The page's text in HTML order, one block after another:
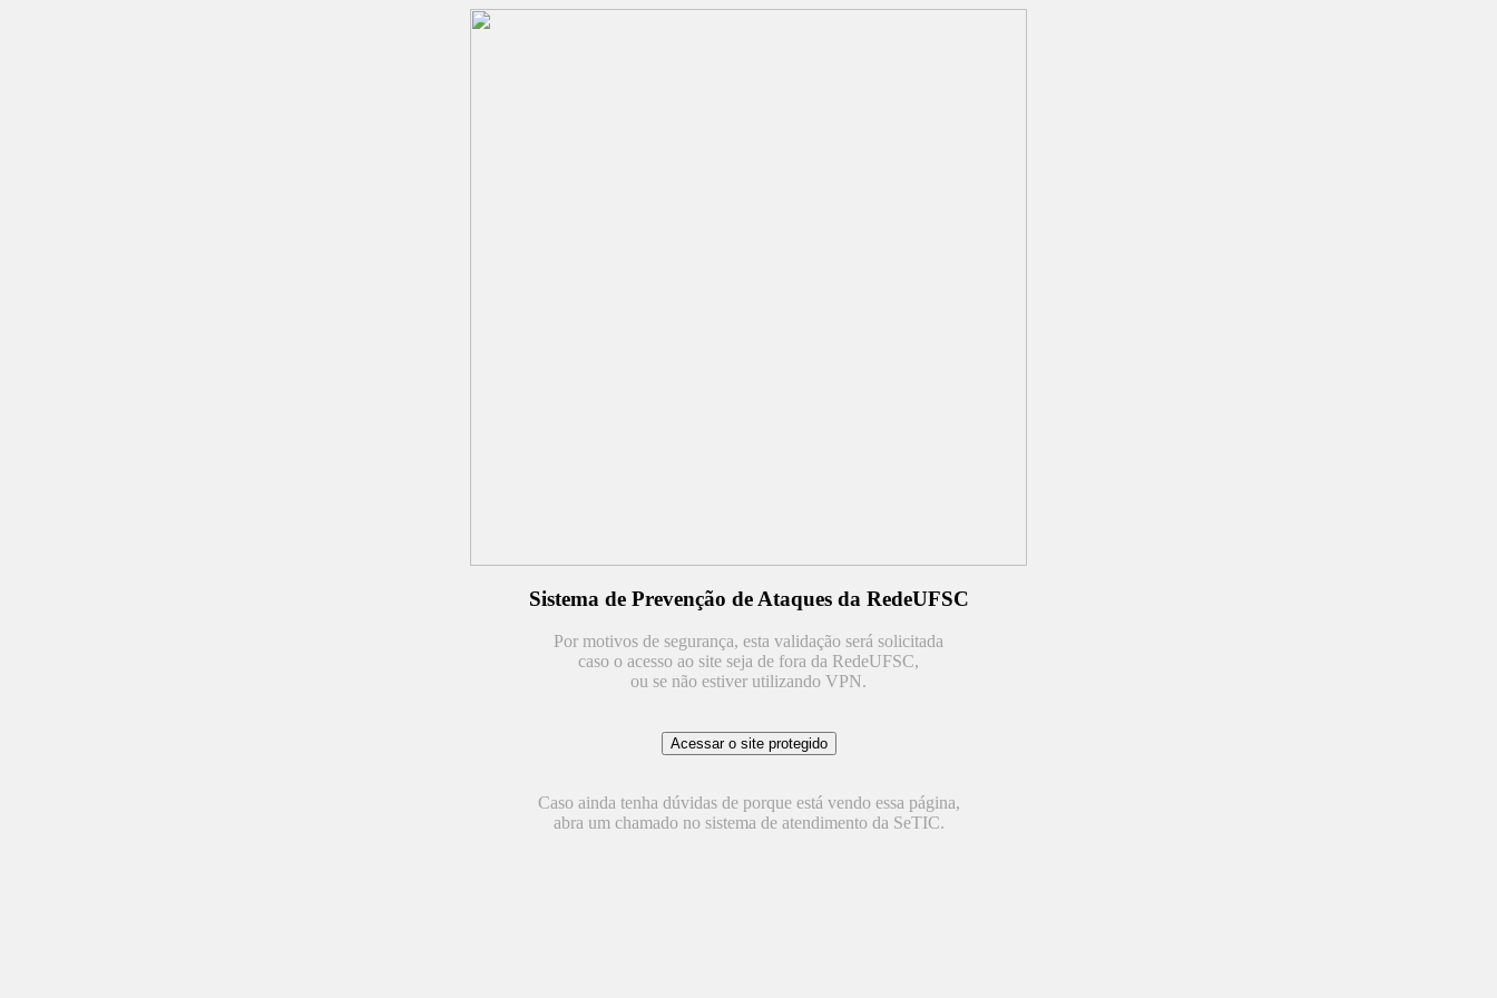
Sistema de Prevenção de Ataques da RedeUFSC
Por motivos de segurança, esta validação será solicitada
caso o acesso ao site seja de fora da RedeUFSC,
ou se não estiver utilizando VPN.
Caso ainda tenha dúvidas de porque está vendo essa página,
abra um chamado no sistema de atendimento da SeTIC.